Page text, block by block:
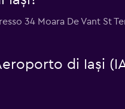
34 Moara De Vant St
di Iași